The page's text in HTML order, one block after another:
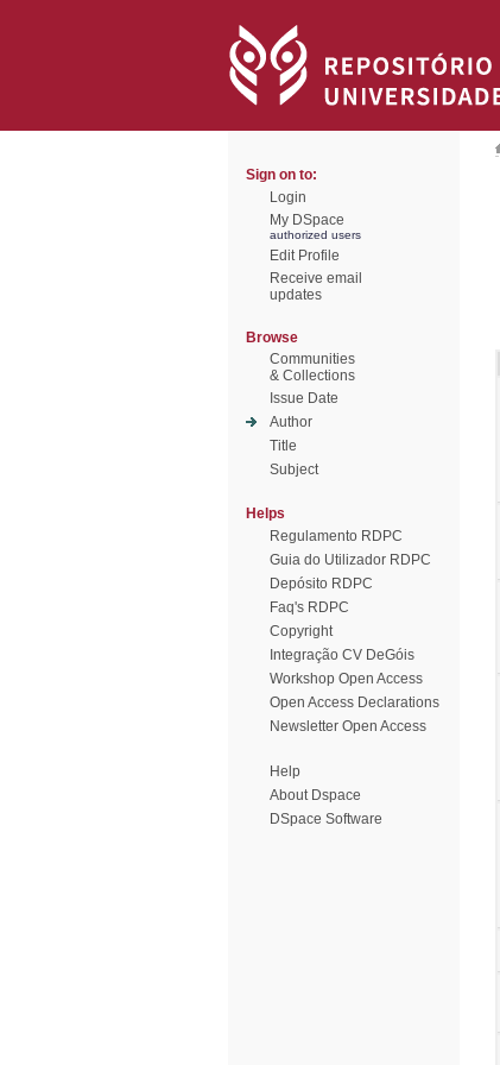
Sign on to:
Login
My DSpace
authorized users
Edit Profile
Receive email
updates
Browse
Communities
& Collections
Issue Date
Author
Title
Subject
Helps
Regulamento RDPC
Guia do Utilizador RDPC
Depósito RDPC
Faq's RDPC
Copyright
Integração CV DeGóis
Workshop Open Access
Open Access Declarations
Newsletter Open Access
Help
About Dspace
DSpace Software